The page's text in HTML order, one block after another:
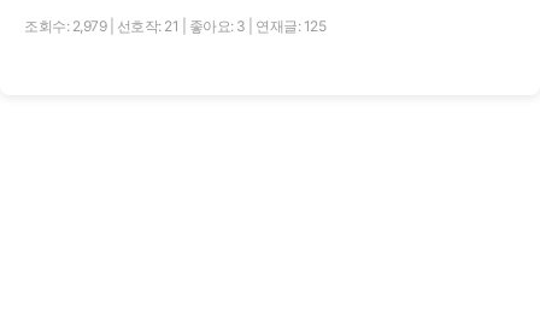
조회수: 2,979 선호작: 21 좋아요: 3 연재글: 125